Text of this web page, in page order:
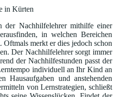
Nachhilfelehrer mithilfe einer
in welchen Bereichen
merkt er dies jedoch schon
Der Nachhilfelehrer sorgt immer
der Nachhilfestunden passt der
individuell an Ihr Kind an
Hausaufgaben und anstehenden
von Lernstrategien, schließt